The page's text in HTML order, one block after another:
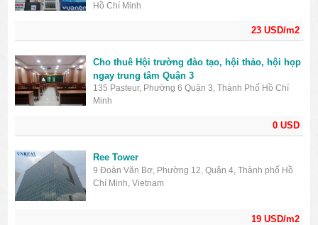
23 USD/m2
Hồ Chí Minh
0 USD
Cho thuê Hội trường đào tạo, hội thảo, hội họp
ngay trung tâm Quận 3
135 Pasteur, Phường 6 Quận 3, Thành Phố Hồ Chí
Minh
19 USD/m2
Ree Tower
9 Đoàn Văn Bơ, Phường 12, Quận 4, Thành phố Hồ
Chí Minh, Vietnam